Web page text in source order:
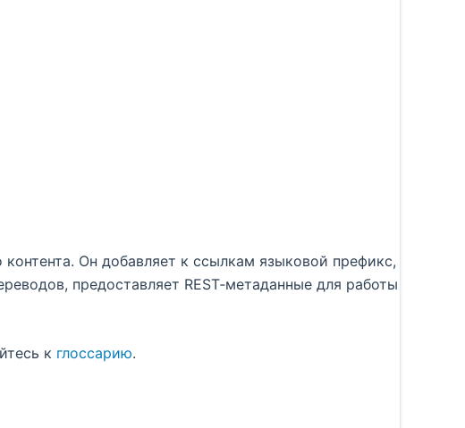
Он добавляет к ссылкам языковой префикс,
предоставляет REST‑метаданные для работы
к глоссарию.